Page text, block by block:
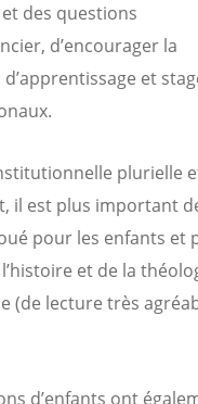
des questions
d’encourager la
et
plurielle
il est plus important
pour les enfants et
et de la
(de lecture très
d’enfants ont